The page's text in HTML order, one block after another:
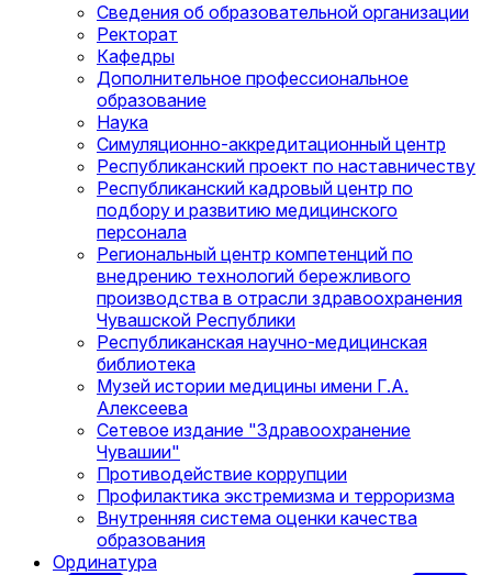
Сведения об образовательной организации
Ректорат
Кафедры
Дополнительное профессиональное
образование
Наука
Симуляционно-аккредитационный центр
Республиканский проект по наставничеству
Республиканский кадровый центр по
подбору и развитию медицинского
персонала
Региональный центр компетенций по
внедрению технологий бережливого
производства в отрасли здравоохранения
Чувашской Республики
Республиканская научно-медицинская
библиотека
Музей истории медицины имени Г.А.
Алексеева
Сетевое издание "Здравоохранение
Чувашии"
Противодействие коррупции
Профилактика экстремизма и терроризма
Внутренняя система оценки качества
образования
Ординатура